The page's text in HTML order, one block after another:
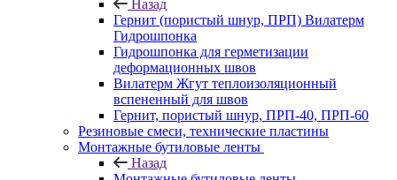
Назад
Гернит (пористый шнур, ПРП) Вилатерм
Гидрошпонка
Гидрошпонка для герметизации
деформационных швов
Вилатерм Жгут теплоизоляционный
вспененный для швов
Гернит, пористый шнур, ПРП-40, ПРП-60
Резиновые смеси, технические пластины
Монтажные бутиловые ленты
Назад